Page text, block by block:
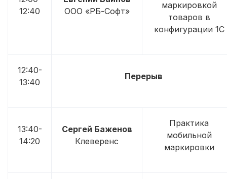
12:40
ООО «РБ-Софт»
маркировкой
товаров в
конфигурации 1С
12:40-
13:40
Перерыв
13:40-
14:20
Сергей Баженов
Клеверенс
Практика
мобильной
маркировки